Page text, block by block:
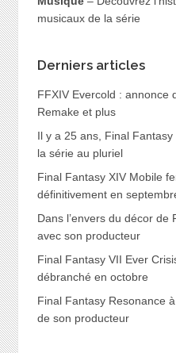
musicaux de la série
Derniers articles
FFXIV Evercold : annonce
Remake et plus
Il y a 25 ans, Final
la série au pluriel
Final Fantasy XIV Mobile
définitivement en
Dans l’envers du décor de
avec son producteur
Final Fantasy VII Ever
débranché en octobre
Final Fantasy Resonance
de son producteur